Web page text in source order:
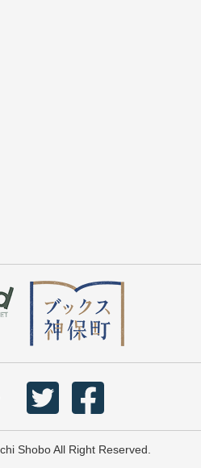
Shobo All Right Reserved.